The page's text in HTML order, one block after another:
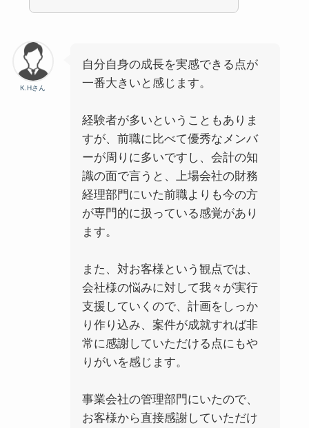
K.Hさん
自分自身の成長を実感できる点が
一番大きいと感じます。
経験者が多いということもありま
すが、前職に比べて優秀なメンバ
ーが周りに多いですし、会計の知
識の面で言うと、上場会社の財務
経理部門にいた前職よりも今の方
が専門的に扱っている感覚があり
ます。
また、対お客様という観点では、
会社様の悩みに対して我々が実行
支援していくので、計画をしっか
り作り込み、案件が成就すれば非
常に感謝していただける点にもや
りがいを感じます。
事業会社の管理部門にいたので、
お客様から直接感謝していただけ